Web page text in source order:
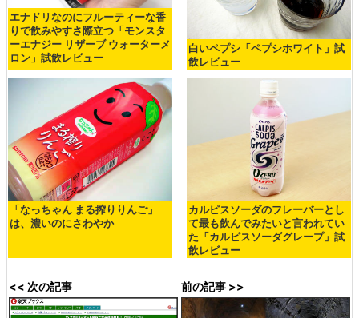
エナドリなのにフルーティーな香
りで飲みやすさ際立つ「モンスタ
ーエナジー リザーブ ウォーターメ
ロン」試飲レビュー
白いペプシ「ペプシホワイト」試
飲レビュー
「なっちゃん まる搾りりんご」
は、濃いのにさわやか
カルピスソーダのフレーバーとし
て最も飲んでみたいと言われてい
た「カルピスソーダグレープ」試
飲レビュー
<< 次の記事 前の記事 >>